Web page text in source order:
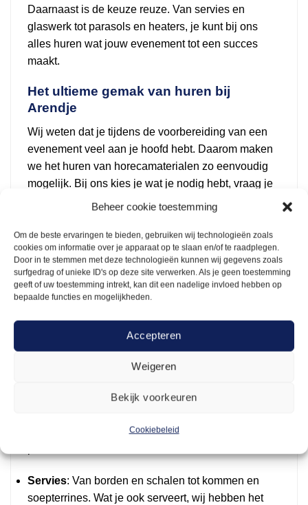
Beheer cookie toestemming
Om de beste ervaringen te bieden, gebruiken wij technologieën zoals
cookies om informatie over je apparaat op te slaan en/of te raadplegen.
Door in te stemmen met deze technologieën kunnen wij gegevens zoals
surfgedrag of unieke ID's op deze site verwerken. Als je geen toestemming
geeft of uw toestemming intrekt, kan dit een nadelige invloed hebben op
bepaalde functies en mogelijkheden.
Accepteren
Weigeren
Bekijk voorkeuren
Cookiebeleid
Daarnaast is de keuze reuze. Van servies en
glaswerk tot parasols en heaters, je kunt bij ons
alles huren wat jouw evenement tot een succes
maakt.
Het ultieme gemak van huren bij
Arendje
Wij weten dat je tijdens de voorbereiding van een
evenement veel aan je hoofd hebt. Daarom maken
we het huren van horecamaterialen zo eenvoudig
mogelijk. Bij ons kies je wat je nodig hebt, vraag je
een offerte aan en de rest doen wij. We bezorgen
in ons magazijn in Rosmalen. Wat jou het beste
uitkomt. We zorgen dat alles tiptop in orde is, zodat
je je daar geen zorgen over hoeft te maken.
Alles wat je nodig hebt voor een
geslaagd evenement
Tafelbenodigdheden en meer
Bij het organiseren van een evenement draait het
zijn, maar als de tafels er niet netjes uitzien, is de
huren wat je nodig hebt voor een stijlvolle
Servies: Van borden en schalen tot kommen en
soepterrines. Wat je ook serveert, wij hebben het